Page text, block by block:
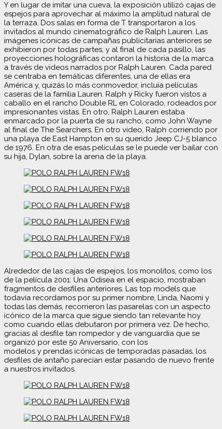
Y en lugar de imitar una cueva, la exposición utilizó cajas de
espejos para aprovechar al máximo la amplitud natural de
la terraza. Dos salas en forma de T transportaron a los
invitados al mundo cinematográfico de Ralph Lauren. Las
imágenes icónicas de campañas publicitarias anteriores se
exhibieron por todas partes, y al final de cada pasillo, las
proyecciones holográficas contaron la historia de la marca
a través de videos narrados por Ralph Lauren. Cada pared
se centraba en temáticas diferentes, una de ellas era
América y, quizás lo más conmovedor, incluía películas
caseras de la familia Lauren. Ralph y Ricky fueron vistos a
caballo en el rancho Double RL en Colorado, rodeados por
impresionantes vistas. En otro, Ralph Lauren estaba
enmarcado por la puerta de su rancho, como John Wayne
al final de The Searchers. En otro video, Ralph corriendo por
una playa de East Hampton en su querido Jeep CJ-5 blanco
de 1976. En otra de esas películas se le puede ver bailar con
su hija, Dylan, sobre la arena de la playa.
Alrededor de las cajas de espejos, los monolitos, como los
de la película 2001: Una Odisea en el espacio, mostraban
fragmentos de desfiles anteriores. Las top models que
todavía recordamos por su primer nombre, Linda, Naomi y
todas las demás, recorrieron las pasarelas con un aspecto
icónico de la marca que sigue siendo tan relevante hoy
como cuando ellas debutaron por primera vez. De hecho,
gracias al desfile tan rompedor y de vanguardia que se
organizó por este 50 Aniversario, con los
modelos y prendas icónicas de temporadas pasadas, los
desfiles de antaño parecían estar pasando de nuevo frente
a nuestros invitados.